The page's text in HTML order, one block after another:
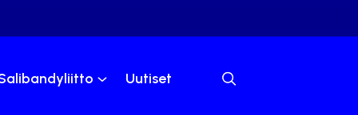
Uutiset